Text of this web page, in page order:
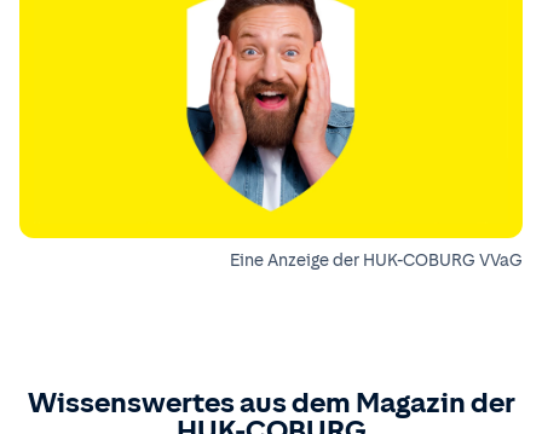
Eine Anzeige der HUK-COBURG VVaG
Wissenswertes aus dem Magazin der